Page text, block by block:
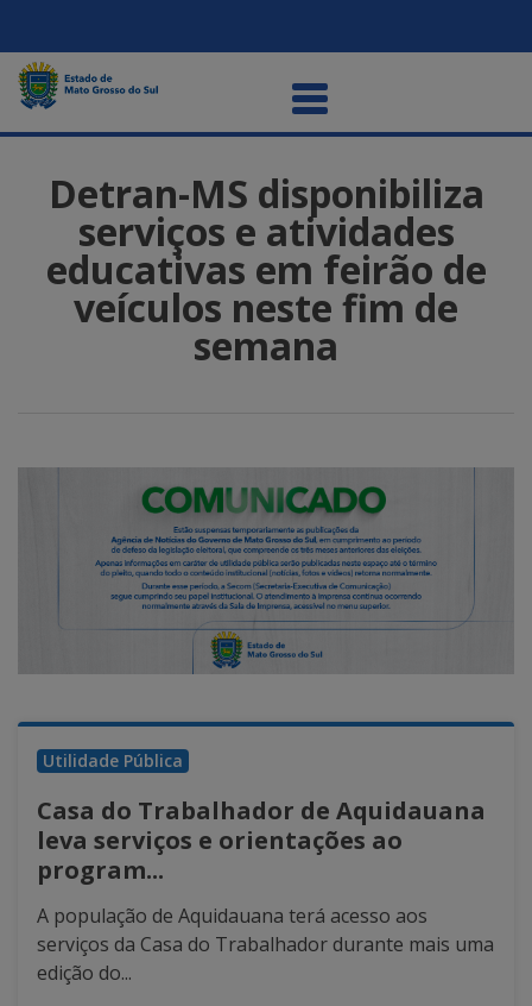
Detran-MS disponibiliza
serviços e atividades
educativas em feirão de
veículos neste fim de
semana
Utilidade Pública
Casa do Trabalhador de Aquidauana
leva serviços e orientações ao
program...
A população de Aquidauana terá acesso aos
serviços da Casa do Trabalhador durante mais uma
edição do...